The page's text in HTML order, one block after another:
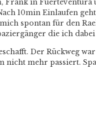
in Fuerteventura
10min Einlaufen
spontan für den
die ich
Der Rückweg
nicht mehr passiert.